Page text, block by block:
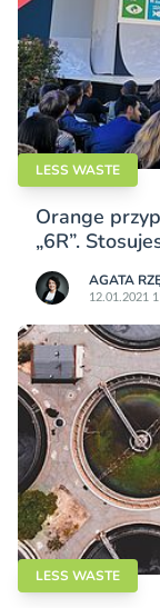
LESS WASTE
Orange
„6R”.
AGATA
12.01.2021
LESS WASTE